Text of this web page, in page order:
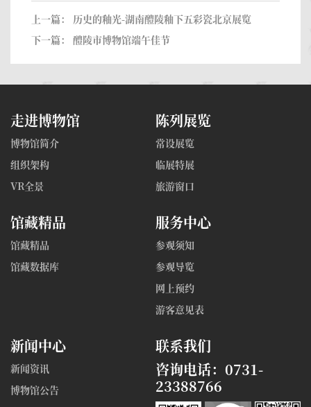
上一篇： 历史的釉光-湖南醴陵釉下五彩瓷北京展览
下一篇： 醴陵市博物馆端午佳节
走进博物馆
博物馆简介
组织架构
VR全景
陈列展览
常设展览
临展特展
旅游窗口
馆藏精品
馆藏精品
馆藏数据库
服务中心
参观须知
参观导览
网上预约
游客意见表
新闻中心
新闻资讯
博物馆公告
联系我们
咨询电话：0731-
23388766